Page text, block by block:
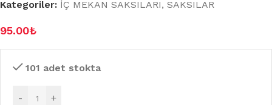
Kategoriler: İÇ MEKAN SAKSILARI, SAKSILAR
95.00₺
101 adet stokta
- +